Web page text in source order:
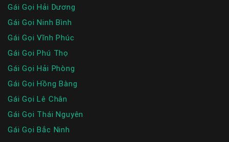
Gái Gọi Hải Dương
Gái Gọi Ninh Bình
Gái Gọi Vĩnh Phúc
Gái Gọi Phú Thọ
Gái Gọi Hải Phòng
Gái Gọi Hồng Bàng
Gái Gọi Lê Chân
Gái Gọi Thái Nguyên
Gái Gọi Bắc Ninh